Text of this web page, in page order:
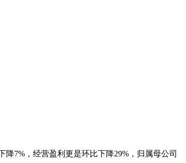
7%，经营盈利更是环比下降29%，归属母公司